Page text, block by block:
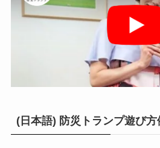
(日本語) 防災トランプ遊び方